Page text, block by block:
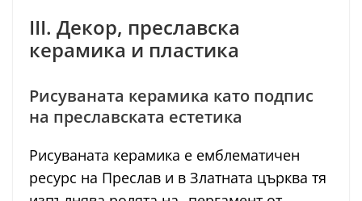
III. Декор, преславска
керамика и пластика
Рисуваната керамика като подпис
на преславската естетика
Рисуваната керамика е емблематичен
ресурс на Преслав и в Златната църква тя